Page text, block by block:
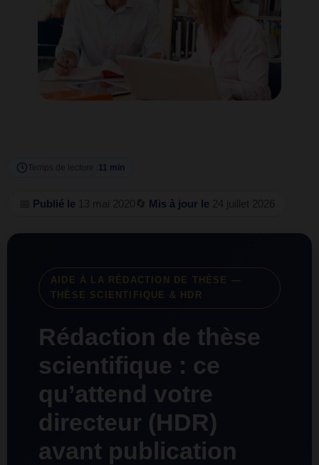
Temps de lecture : 11 min
Publié le 13 mai 2020 🔄 Mis à jour le 24 juillet 2026
AIDE À LA RÉDACTION DE THÈSE —
THÈSE SCIENTIFIQUE & HDR
Rédaction de thèse
scientifique : ce
qu’attend votre
directeur (HDR)
avant publication